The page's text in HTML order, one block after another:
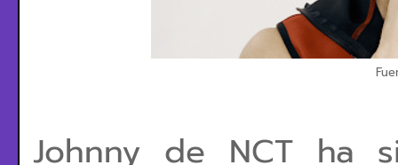
Johnny de NCT ha